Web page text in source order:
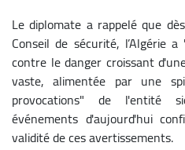
Le diplomate a rappelé que
Conseil de sécurité, l’Algérie
contre le danger croissant
vaste, alimentée par une
provocations" de l'entité
événements d'aujourd'hui
validité de ces avertissements.